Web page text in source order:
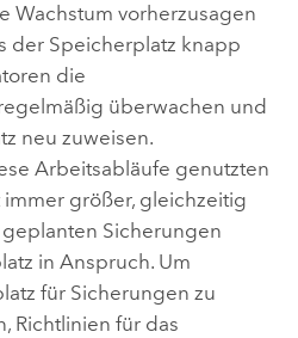
Wachstum vorherzusagen
der Speicherplatz knapp
die
überwachen und
neu zuweisen.
Arbeitsabläufe genutzten
größer, gleichzeitig
Sicherungen
in Anspruch. Um
für Sicherungen zu
Richtlinien für das